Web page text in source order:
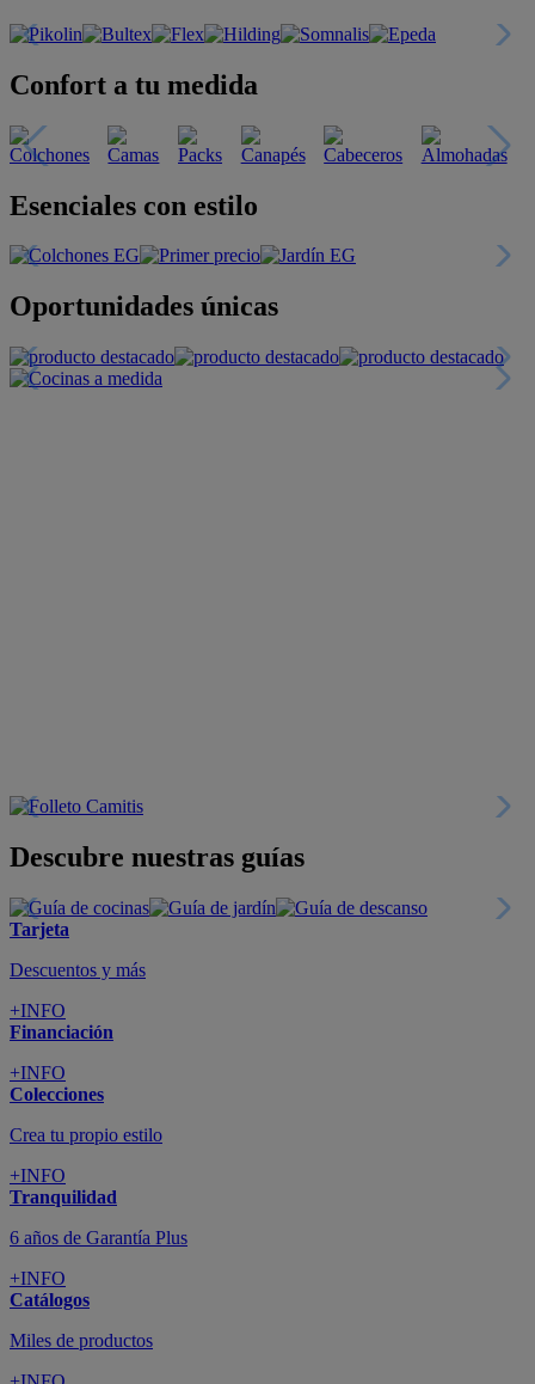
Confort a tu medida
Esenciales con estilo
Oportunidades únicas
Descubre nuestras guías
Tarjeta
Descuentos y más
+INFO
Financiación
+INFO
Colecciones
Crea tu propio estilo
+INFO
Tranquilidad
6 años de Garantía Plus
+INFO
Catálogos
Miles de productos